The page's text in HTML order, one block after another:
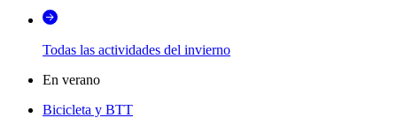
Todas las actividades del invierno
En verano
Bicicleta y BTT